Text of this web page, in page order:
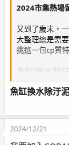
2024市集熱場
又到了歲末，
大整理總是需
挑選一包cp質
魚缸換水除
本檔活動提供
CORAL
金幣1000
魚缸換水除汙
2024/12/21